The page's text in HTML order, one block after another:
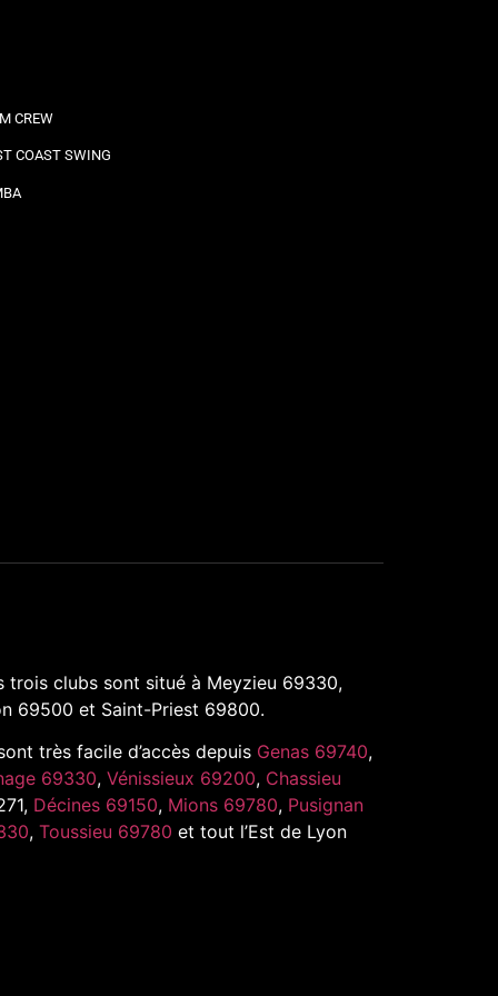
CREW
COAST SWING
trois clubs sont situé à Meyzieu 69330,
69500 et Saint-Priest 69800.
très facile d’accès depuis Genas 69740,
69330, Vénissieux 69200, Chassieu
Décines 69150, Mions 69780, Pusignan
, Toussieu 69780 et tout l’Est de Lyon